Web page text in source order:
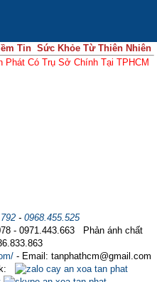
Tin Sức Khỏe Từ Thiên Nhiên
Phát Có Trụ Sở Chính Tại TPHCM
- 0968.455.525
- 0971.443.663 Phản ánh chất
- Email: tanphathcm@gmail.com